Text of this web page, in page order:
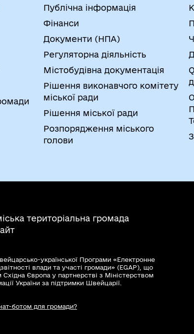
Публічна інформація
Фінанси
Документи (НПА)
Регуляторна діяльність
Містобудівна документація
Рішення виконавчого комітету
міської ради
Рішення міської ради
Розпорядження міського
голови
територіальна громада
української Програми «Електронне
влади та участі громади» (EGAP), що
Європа у партнерстві з Міністерством
України за підтримки Швейцарії.
ботом для громади?